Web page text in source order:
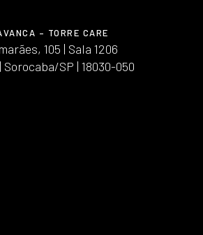
– TORRE CARE
105 | Sala 1206
SP | 18030-050